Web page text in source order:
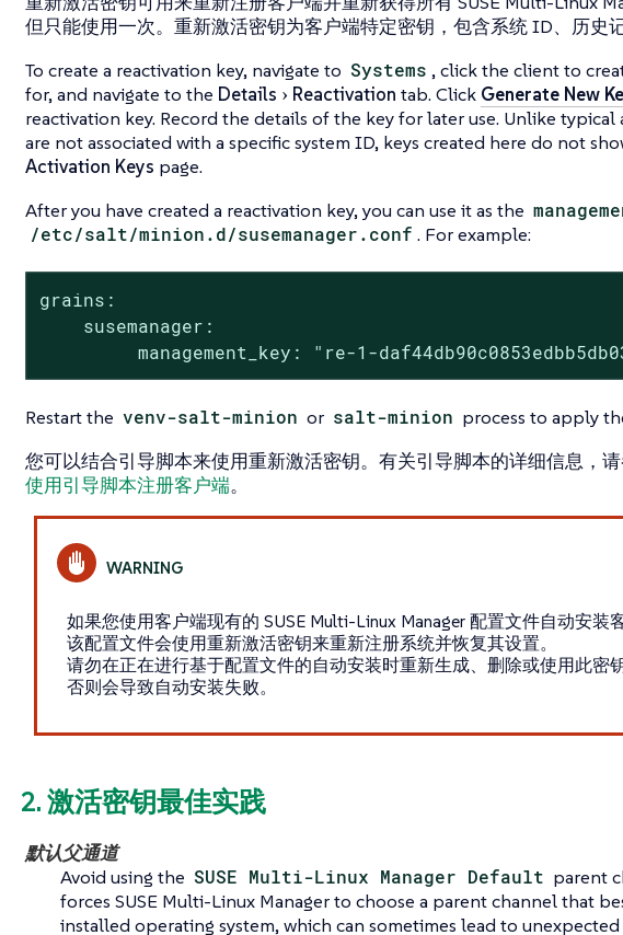
但只能使用一次。重新激活密钥为客户端特定密钥，包含系统 ID、历史
To create a reactivation key, navigate to Systems , click the client to
for, and navigate to the Details Reactivation tab. Click Generate New
reactivation key. Record the details of the key for later use. Unlike typical
are not associated with a specific system ID, keys created here do not
Activation Keys page.
After you have created a reactivation key, you can use it as the
/etc/salt/minion.d/susemanager.conf . For example:
grains:
    susemanager:
management_key: "re-1-
Restart the venv-salt-minion or salt-minion process to apply
您可以结合引导脚本来使用重新激活密钥。有关引导脚本的详细信息，
使用引导脚本注册客户端。
如果您使用客户端现有的 SUSE Multi-Linux Manager 配置文件自动安装
该配置文件会使用重新激活密钥来重新注册系统并恢复其设置。
请勿在正在进行基于配置文件的自动安装时重新生成、删除或使用此密
否则会导致自动安装失败。
2. 激活密钥最佳实践
默认父通道
Avoid using the SUSE Multi-Linux Manager Default parent
forces SUSE Multi-Linux Manager to choose a parent channel that
installed operating system, which can sometimes lead to